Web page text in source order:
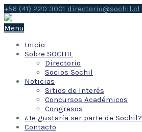
+56 (41) 220 3001 directorio@sochil.cl
Menu
Inicio
Sobre SOCHIL
Directorio
Socios Sochil
Noticias
Sitios de Interés
Concursos Académicos
Congresos
¿Te gustaría ser parte de Sochil?
Contacto